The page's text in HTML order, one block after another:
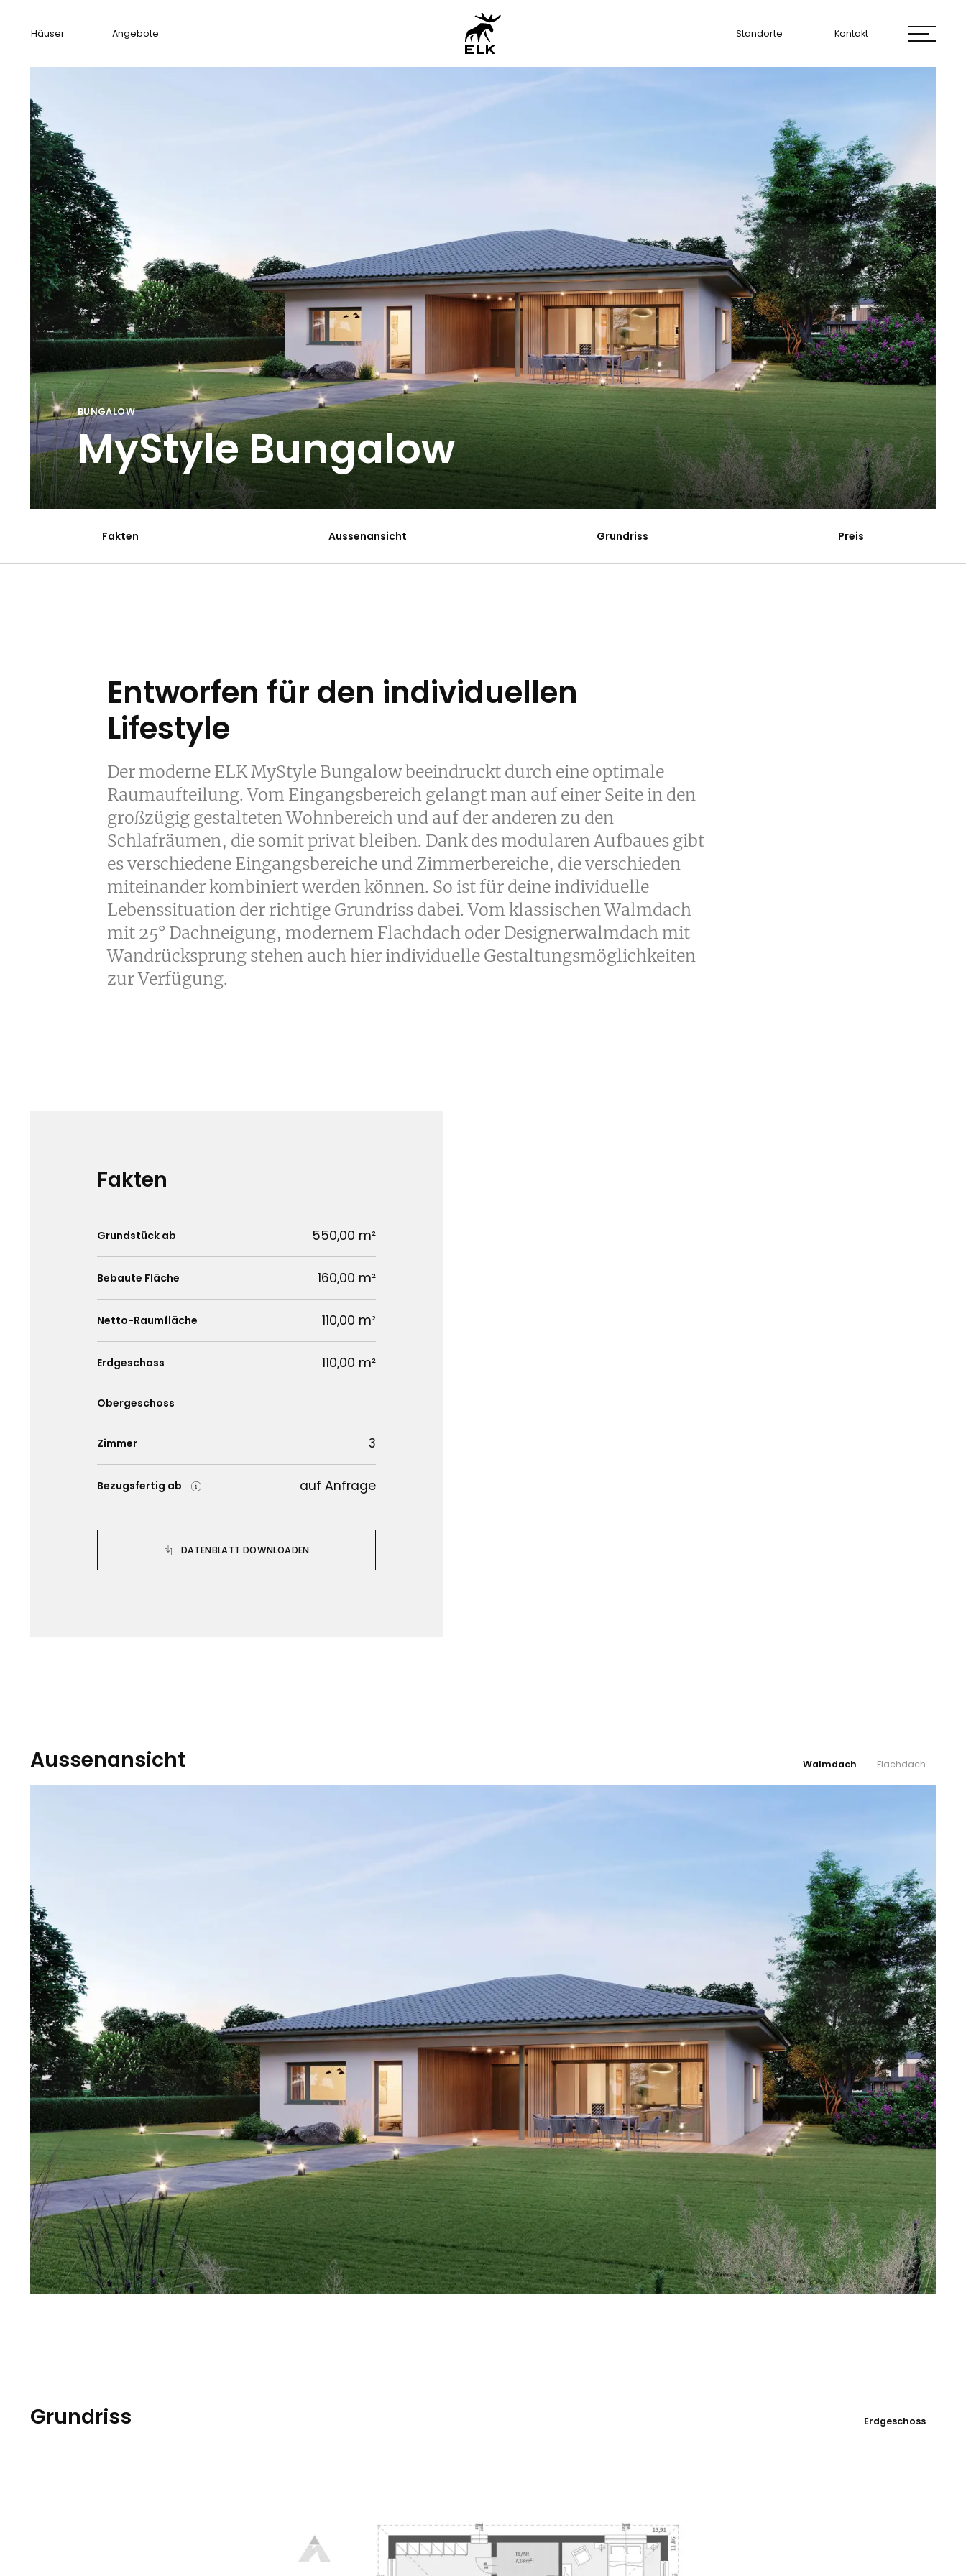
Häuser Angebote Standorte Kontakt
BUNGALOW
MyStyle Bungalow
Fakten Aussenansicht Grundriss Preis
Entworfen für den individuellen
Lifestyle
Der moderne ELK MyStyle Bungalow beeindruckt durch eine optimale
Raumaufteilung. Vom Eingangsbereich gelangt man auf einer Seite in den
großzügig gestalteten Wohnbereich und auf der anderen zu den
Schlafräumen, die somit privat bleiben. Dank des modularen Aufbaues gibt
es verschiedene Eingangsbereiche und Zimmerbereiche, die verschieden
miteinander kombiniert werden können. So ist für deine individuelle
Lebenssituation der richtige Grundriss dabei. Vom klassischen Walmdach
mit 25° Dachneigung, modernem Flachdach oder Designerwalmdach mit
Wandrücksprung stehen auch hier individuelle Gestaltungsmöglichkeiten
zur Verfügung.
Fakten
Grundstück ab 550,00 m²
Bebaute Fläche 160,00 m²
Netto-Raumfläche 110,00 m²
Erdgeschoss 110,00 m²
Obergeschoss
Zimmer 3
Bezugsfertig ab auf Anfrage
DATENBLATT DOWNLOADEN
Aussenansicht Walmdach Flachdach
Grundriss Erdgeschoss